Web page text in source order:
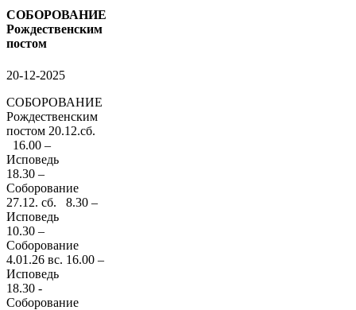
СОБОРОВАНИЕ
Рождественским
постом
20-12-2025
СОБОРОВАНИЕ
Рождественским
постом 20.12.сб.
16.00 –
Исповедь
18.30 –
Соборование
27.12. сб. 8.30 –
Исповедь
10.30 –
Соборование
4.01.26 вс. 16.00 –
Исповедь
18.30 -
Соборование